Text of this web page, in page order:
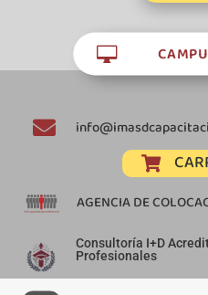



AGENCIA DE
Consultoría I+D
Profesionales